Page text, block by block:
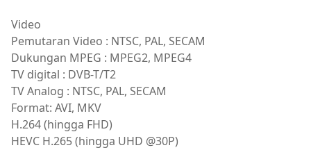
Video
Pemutaran Video : NTSC, PAL, SECAM
Dukungan MPEG : MPEG2, MPEG4
TV digital : DVB-T/T2
TV Analog : NTSC, PAL, SECAM
Format: AVI, MKV
H.264 (hingga FHD)
HEVC H.265 (hingga UHD @30P)